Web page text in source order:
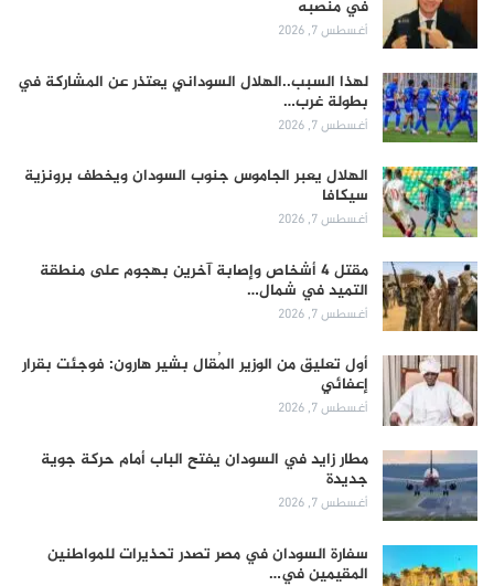
في منصبه
أغسطس 7, 2026
لهذا السبب..الهلال السوداني يعتذر عن المشاركة في
بطولة غرب…
أغسطس 7, 2026
الهلال يعبر الجاموس جنوب السودان ويخطف برونزية
سيكافا
أغسطس 7, 2026
مقتل 4 أشخاص وإصابة آخرين بهجوم على منطقة
التميد في شمال…
أغسطس 7, 2026
أول تعليق من الوزير المُقال بشير هارون: فوجئت بقرار
إعفائي
أغسطس 7, 2026
مطار زايد في السودان يفتح الباب أمام حركة جوية
جديدة
أغسطس 7, 2026
سفارة السودان في مصر تصدر تحذيرات للمواطنين
المقيمين في…